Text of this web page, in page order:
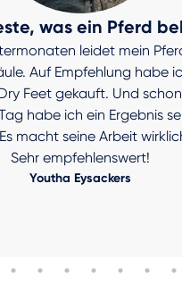
was ein Pferd
leidet mein
Auf Empfehlung habe
Feet gekauft. Und
habe ich ein Ergebnis
macht seine Arbeit
Sehr empfehlenswert!
Youtha Eysackers